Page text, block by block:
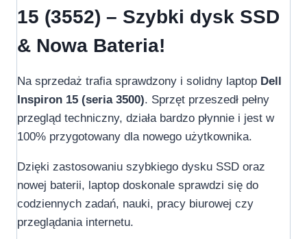
15 (3552) – Szybki dysk SSD
& Nowa Bateria!
Na sprzedaż trafia sprawdzony i solidny laptop Dell
Inspiron 15 (seria 3500). Sprzęt przeszedł pełny
przegląd techniczny, działa bardzo płynnie i jest w
100% przygotowany dla nowego użytkownika.
Dzięki zastosowaniu szybkiego dysku SSD oraz
nowej baterii, laptop doskonale sprawdzi się do
codziennych zadań, nauki, pracy biurowej czy
przeglądania internetu.